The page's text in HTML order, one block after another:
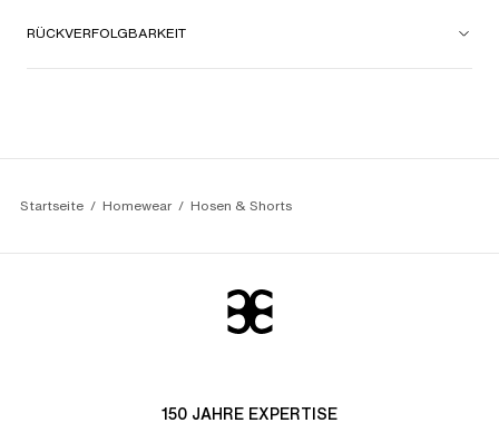
RÜCKVERFOLGBARKEIT
Startseite Homewear Hosen & Shorts
150 JAHRE EXPERTISE